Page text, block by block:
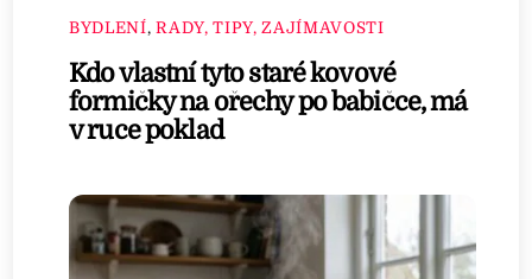
BYDLENÍ,RADY, TIPY, ZAJÍMAVOSTI
Kdo vlastní tyto staré kovové
formičky na ořechy po babičce, má
v ruce poklad